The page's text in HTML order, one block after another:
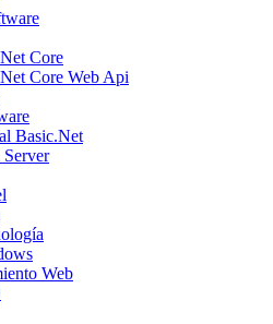
Core
Core Web Api
Basic.Net
Server
Web